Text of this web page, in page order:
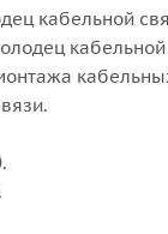
кабельной
кабельной